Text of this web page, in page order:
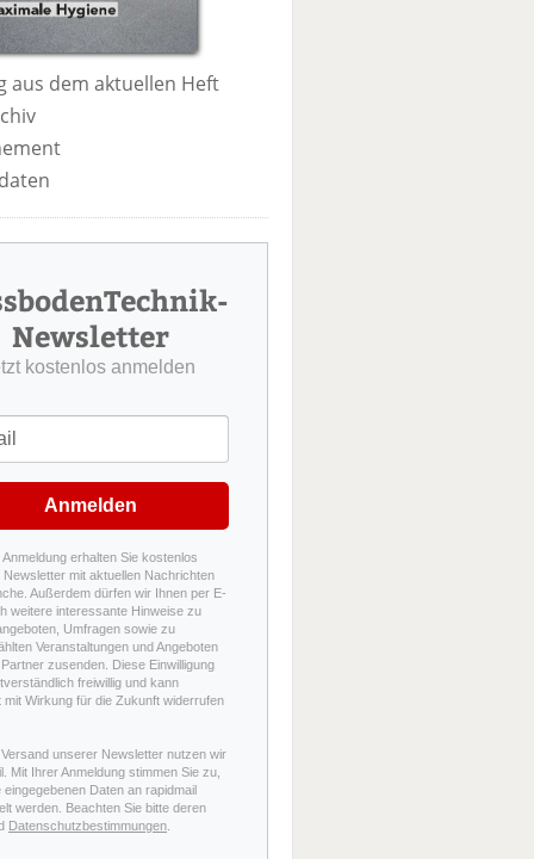
aus dem aktuellen Heft
Newsletter
kostenlos anmelden
Anmelden
Anmeldung erhalten Sie kostenlos
Newsletter mit aktuellen Nachrichten
Außerdem dürfen wir Ihnen per E-
weitere interessante Hinweise zu
Umfragen sowie zu
Veranstaltungen und Angeboten
zusenden. Diese Einwilligung
freiwillig und kann
mit Wirkung für die Zukunft widerrufen
Versand unserer Newsletter nutzen wir
Mit Ihrer Anmeldung stimmen Sie zu,
eingegebenen Daten an rapidmail
werden. Beachten Sie bitte deren
Datenschutzbestimmungen.